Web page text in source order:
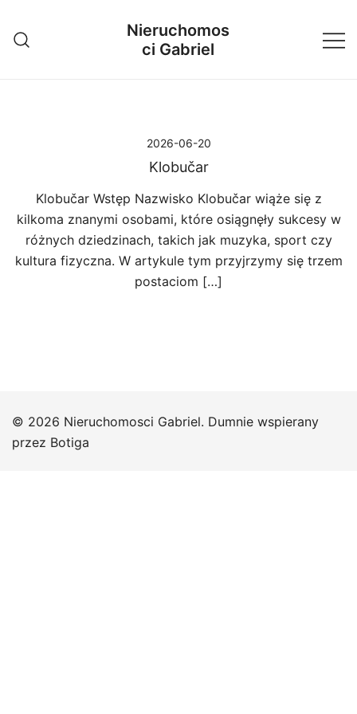
treści
Nieruchomos
ci Gabriel
2026-06-20
Klobučar
Klobučar Wstęp Nazwisko Klobučar wiąże się z
kilkoma znanymi osobami, które osiągnęły sukcesy w
różnych dziedzinach, takich jak muzyka, sport czy
kultura fizyczna. W artykule tym przyjrzymy się trzem
postaciom […]
© 2026 Nieruchomosci Gabriel. Dumnie wspierany
przez Botiga